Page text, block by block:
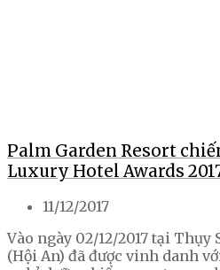
Palm Garden Resort
Luxury Hotel Awards
11/12/2017
Vào ngày 02/12/2017 tại Thụy
(Hội An) đã được vinh danh